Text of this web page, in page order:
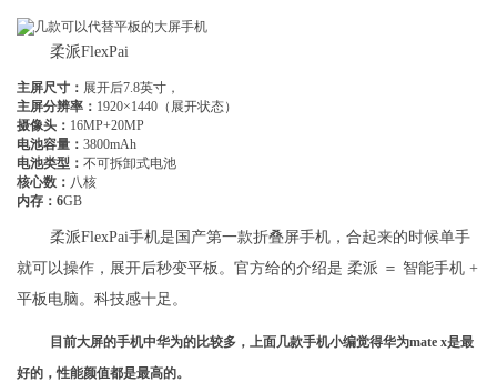
柔派FlexPai
主屏尺寸： 展开后7.8英寸，
主屏分辨率： 1920×1440（展开状态）
摄像头： 16MP+20MP
电池容量： 3800mAh
电池类型： 不可拆卸式电池
核心数： 八核
内存：6GB
柔派FlexPai手机是国产第一款折叠屏手机，合起来的时候单手
就可以操作，展开后秒变平板。官方给的介绍是 柔派 ＝ 智能手机 +
平板电脑。科技感十足。
目前大屏的手机中华为的比较多，上面几款手机小编觉得华为mate x是最
好的，性能颜值都是最高的。